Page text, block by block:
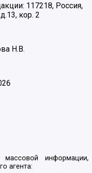
117218, Россия,
кор. 2
Н.В.
информации,
агента: